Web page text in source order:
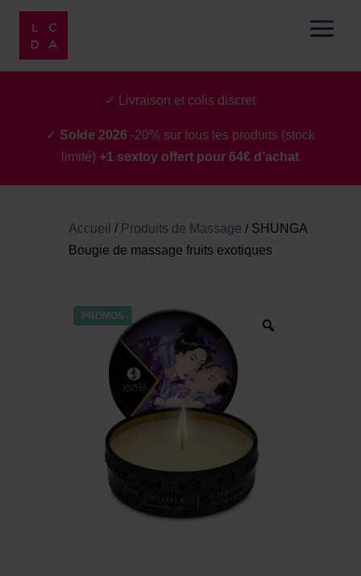
✓ Livraison et colis discret
✓ Solde 2026 -20% sur tous les produits (stock
limité) +1 sextoy offert pour 64€ d’achat
Accueil / Produits de Massage / SHUNGA
Bougie de massage fruits exotiques
PROMOS